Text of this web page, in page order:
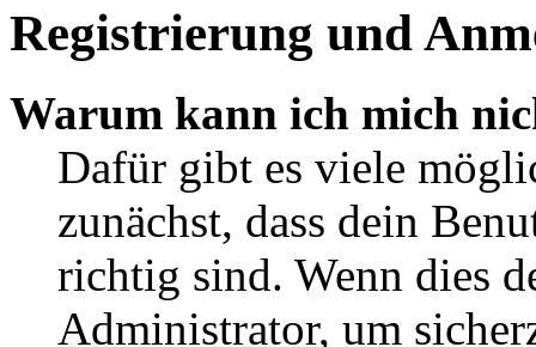
Registrierung und
Warum kann ich mich
Dafür gibt es viele
zunächst, dass dein
richtig sind. Wenn dies
Administrator, um